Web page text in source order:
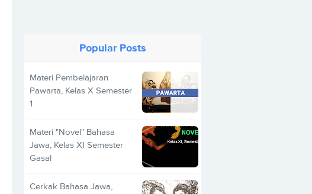
Popular Posts
Materi Pembelajaran
Pawarta, Kelas X Semester
1
Materi "Novel" Bahasa
Jawa, Kelas XI Semester
Gasal
Cerkak Bahasa Jawa,